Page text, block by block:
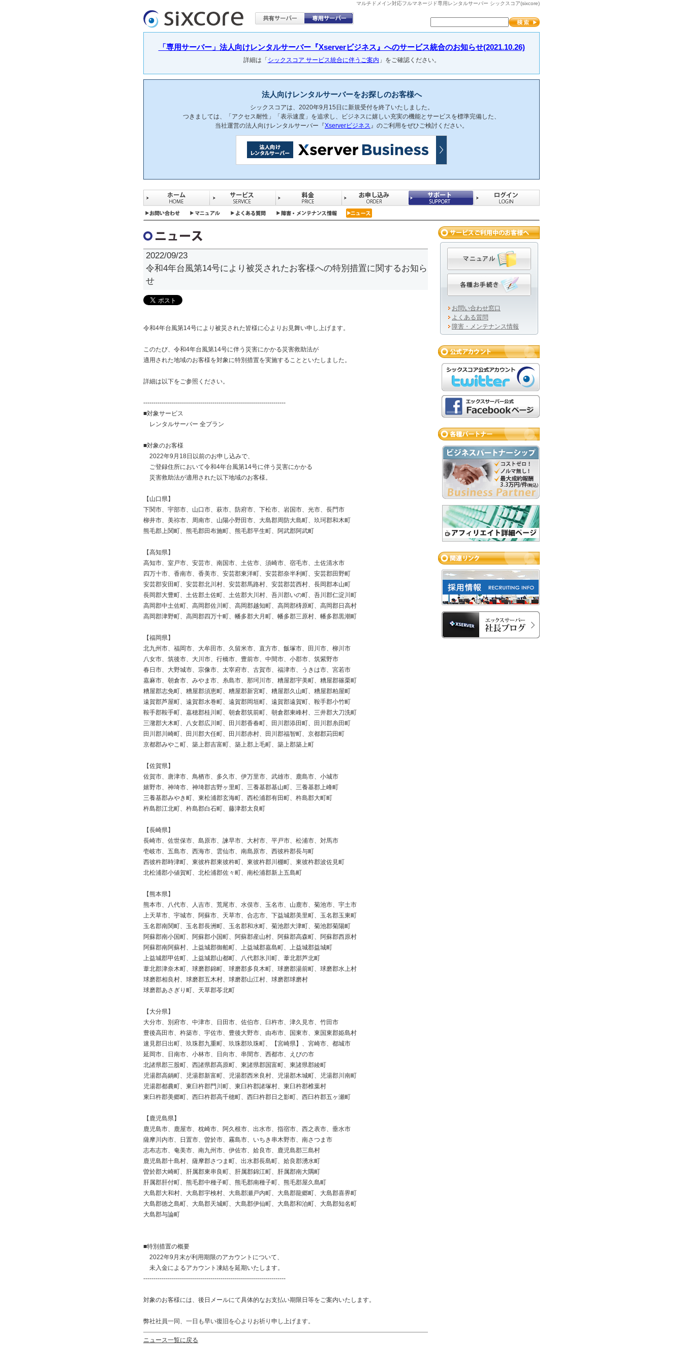
マルチドメイン対応フルマネージド専用レンタルサーバー シックスコア(sixcore)
「専用サーバー」法人向けレンタルサーバー『Xserverビジネス』へのサービス統合のお知らせ(2021.10.26)
詳細は「 シックスコア サービス統合に伴うご案内 」をご確認ください。
法人向けレンタルサーバーをお探しのお客様へ
シックスコアは、2020年9月15日に新規受付を終了いたしました。
つきましては、「アクセス耐性」「表示速度」を追求し、ビジネスに嬉しい充実の機能とサービスを標準完備した、
当社運営の法人向けレンタルサーバー『Xserverビジネス』のご利用をぜひご検討ください。
2022/09/23
令和4年台風第14号により被災されたお客様への特別措置に関するお知ら
せ
令和4年台風第14号により被災された皆様に心よりお見舞い申し上げます。
このたび、令和4年台風第14号に伴う災害にかかる災害救助法が
適用された地域のお客様を対象に特別措置を実施することといたしました。
詳細は以下をご参照ください。
----------------------------------------------------------------------
■対象サービス
レンタルサーバー 全プラン
■対象のお客様
2022年9月18日以前のお申し込みで、
ご登録住所において令和4年台風第14号に伴う災害にかかる
災害救助法が適用された以下地域のお客様。
【山口県】
下関市、宇部市、山口市、萩市、防府市、下松市、岩国市、光市、長門市
柳井市、美祢市、周南市、山陽小野田市、大島郡周防大島町、玖珂郡和木町
熊毛郡上関町、熊毛郡田布施町、熊毛郡平生町、阿武郡阿武町
【高知県】
高知市、室戸市、安芸市、南国市、土佐市、須崎市、宿毛市、土佐清水市
四万十市、香南市、香美市、安芸郡東洋町、安芸郡奈半利町、安芸郡田野町
安芸郡安田町、安芸郡北川村、安芸郡馬路村、安芸郡芸西村、長岡郡本山町
長岡郡大豊町、土佐郡土佐町、土佐郡大川村、吾川郡いの町、吾川郡仁淀川町
高岡郡中土佐町、高岡郡佐川町、高岡郡越知町、高岡郡梼原町、高岡郡日高村
高岡郡津野町、高岡郡四万十町、幡多郡大月町、幡多郡三原村、幡多郡黒潮町
【福岡県】
北九州市、福岡市、大牟田市、久留米市、直方市、飯塚市、田川市、柳川市
八女市、筑後市、大川市、行橋市、豊前市、中間市、小郡市、筑紫野市
春日市、大野城市、宗像市、太宰府市、古賀市、福津市、うきは市、宮若市
嘉麻市、朝倉市、みやま市、糸島市、那珂川市、糟屋郡宇美町、糟屋郡篠栗町
糟屋郡志免町、糟屋郡須恵町、糟屋郡新宮町、糟屋郡久山町、糟屋郡粕屋町
遠賀郡芦屋町、遠賀郡水巻町、遠賀郡岡垣町、遠賀郡遠賀町、鞍手郡小竹町
鞍手郡鞍手町、嘉穂郡桂川町、朝倉郡筑前町、朝倉郡東峰村、三井郡大刀洗町
三潴郡大木町、八女郡広川町、田川郡香春町、田川郡添田町、田川郡糸田町
田川郡川崎町、田川郡大任町、田川郡赤村、田川郡福智町、京都郡苅田町
京都郡みやこ町、築上郡吉富町、築上郡上毛町、築上郡築上町
【佐賀県】
佐賀市、唐津市、鳥栖市、多久市、伊万里市、武雄市、鹿島市、小城市
嬉野市、神埼市、神埼郡吉野ヶ里町、三養基郡基山町、三養基郡上峰町
三養基郡みやき町、東松浦郡玄海町、西松浦郡有田町、杵島郡大町町
杵島郡江北町、杵島郡白石町、藤津郡太良町
【長崎県】
長崎市、佐世保市、島原市、諫早市、大村市、平戸市、松浦市、対馬市
壱岐市、五島市、西海市、雲仙市、南島原市、西彼杵郡長与町
西彼杵郡時津町、東彼杵郡東彼杵町、東彼杵郡川棚町、東彼杵郡波佐見町
北松浦郡小値賀町、北松浦郡佐々町、南松浦郡新上五島町
【熊本県】
熊本市、八代市、人吉市、荒尾市、水俣市、玉名市、山鹿市、菊池市、宇土市
上天草市、宇城市、阿蘇市、天草市、合志市、下益城郡美里町、玉名郡玉東町
玉名郡南関町、玉名郡長洲町、玉名郡和水町、菊池郡大津町、菊池郡菊陽町
阿蘇郡南小国町、阿蘇郡小国町、阿蘇郡産山村、阿蘇郡高森町、阿蘇郡西原村
阿蘇郡南阿蘇村、上益城郡御船町、上益城郡嘉島町、上益城郡益城町
上益城郡甲佐町、上益城郡山都町、八代郡氷川町、葦北郡芦北町
葦北郡津奈木町、球磨郡錦町、球磨郡多良木町、球磨郡湯前町、球磨郡水上村
球磨郡相良村、球磨郡五木村、球磨郡山江村、球磨郡球磨村
球磨郡あさぎり町、天草郡苓北町
【大分県】
大分市、別府市、中津市、日田市、佐伯市、臼杵市、津久見市、竹田市
豊後高田市、杵築市、宇佐市、豊後大野市、由布市、国東市、東国東郡姫島村
速見郡日出町、玖珠郡九重町、玖珠郡玖珠町、【宮崎県】、宮崎市、都城市
延岡市、日南市、小林市、日向市、串間市、西都市、えびの市
北諸県郡三股町、西諸県郡高原町、東諸県郡国富町、東諸県郡綾町
児湯郡高鍋町、児湯郡新富町、児湯郡西米良村、児湯郡木城町、児湯郡川南町
児湯郡都農町、東臼杵郡門川町、東臼杵郡諸塚村、東臼杵郡椎葉村
東臼杵郡美郷町、西臼杵郡高千穂町、西臼杵郡日之影町、西臼杵郡五ヶ瀬町
【鹿児島県】
鹿児島市、鹿屋市、枕崎市、阿久根市、出水市、指宿市、西之表市、垂水市
薩摩川内市、日置市、曽於市、霧島市、いちき串木野市、南さつま市
志布志市、奄美市、南九州市、伊佐市、姶良市、鹿児島郡三島村
鹿児島郡十島村、薩摩郡さつま町、出水郡長島町、姶良郡湧水町
曽於郡大崎町、肝属郡東串良町、肝属郡錦江町、肝属郡南大隅町
肝属郡肝付町、熊毛郡中種子町、熊毛郡南種子町、熊毛郡屋久島町
大島郡大和村、大島郡宇検村、大島郡瀬戸内町、大島郡龍郷町、大島郡喜界町
大島郡徳之島町、大島郡天城町、大島郡伊仙町、大島郡和泊町、大島郡知名町
大島郡与論町
■特別措置の概要
2022年9月末が利用期限のアカウントについて、
未入金によるアカウント凍結を延期いたします。
----------------------------------------------------------------------
対象のお客様には、後日メールにて具体的なお支払い期限日等をご案内いたします。
弊社社員一同、一日も早い復旧を心よりお祈り申し上げます。
ニュース一覧に戻る
お問い合わせ窓口
よくある質問
障害・メンテナンス情報